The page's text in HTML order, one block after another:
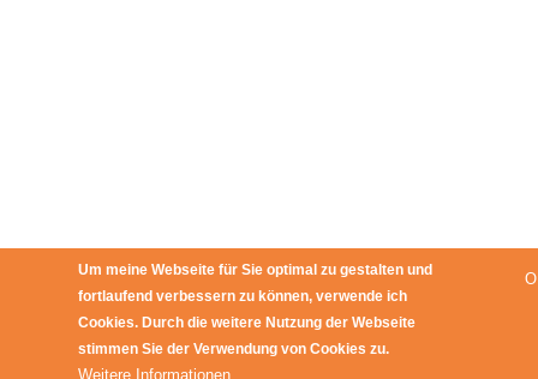
Um meine Webseite für Sie optimal zu gestalten und
fortlaufend verbessern zu können, verwende ich
Cookies. Durch die weitere Nutzung der Webseite
stimmen Sie der Verwendung von Cookies zu.
Weitere Informationen